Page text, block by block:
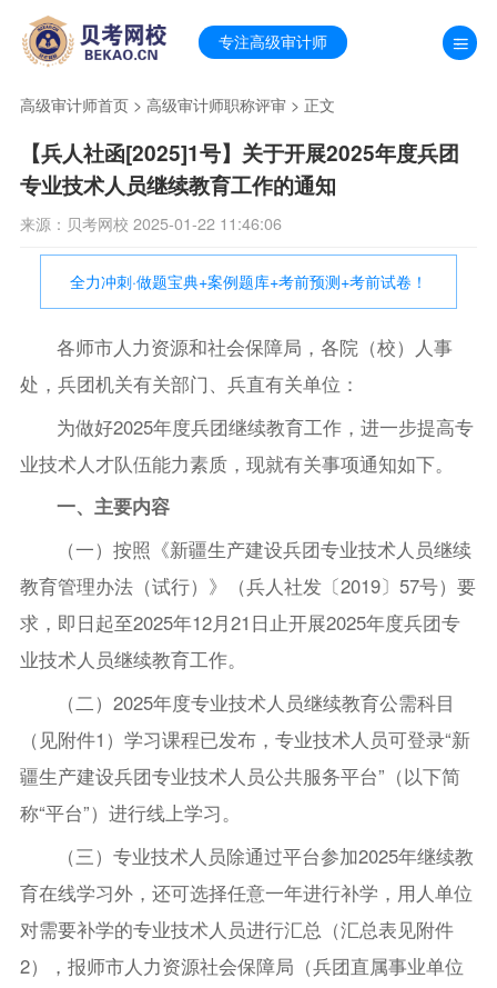
专注高级审计师
高级审计师首页> 高级审计师职称评审 > 正文
【兵人社函[2025]1号】关于开展2025年度兵团
专业技术人员继续教育工作的通知
来源：贝考网校 2025-01-22 11:46:06
全力冲刺·做题宝典+案例题库+考前预测+考前试卷！
各师市人力资源和社会保障局，各院（校）人事
处，兵团机关有关部门、兵直有关单位：
为做好2025年度兵团继续教育工作，进一步提高专
业技术人才队伍能力素质，现就有关事项通知如下。
一、主要内容
（一）按照《新疆生产建设兵团专业技术人员继续
教育管理办法（试行）》（兵人社发〔2019〕57号）要
求，即日起至2025年12月21日止开展2025年度兵团专
业技术人员继续教育工作。
（二）2025年度专业技术人员继续教育公需科目
（见附件1）学习课程已发布，专业技术人员可登录“新
疆生产建设兵团专业技术人员公共服务平台”（以下简
称“平台”）进行线上学习。
（三）专业技术人员除通过平台参加2025年继续教
育在线学习外，还可选择任意一年进行补学，用人单位
对需要补学的专业技术人员进行汇总（汇总表见附件
2），报师市人力资源社会保障局（兵团直属事业单位